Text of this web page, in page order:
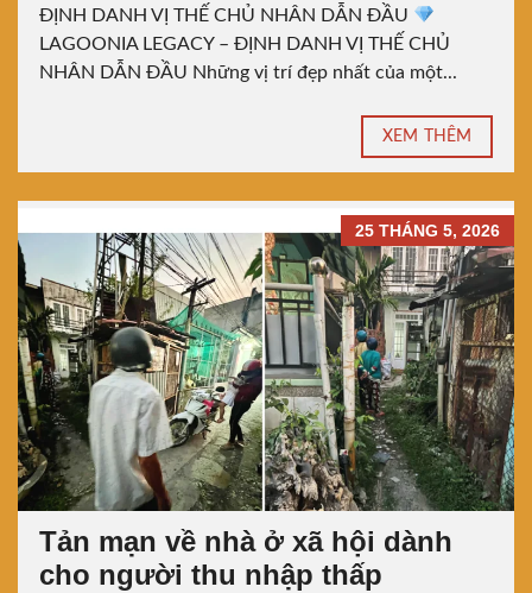
ĐỊNH DANH VỊ THẾ CHỦ NHÂN DẪN ĐẦU
LAGOONIA LEGACY – ĐỊNH DANH VỊ THẾ CHỦ
NHÂN DẪN ĐẦU Những vị trí đẹp nhất của một...
XEM THÊM
25 THÁNG 5, 2026
Tản mạn về nhà ở xã hội dành
cho người thu nhập thấp